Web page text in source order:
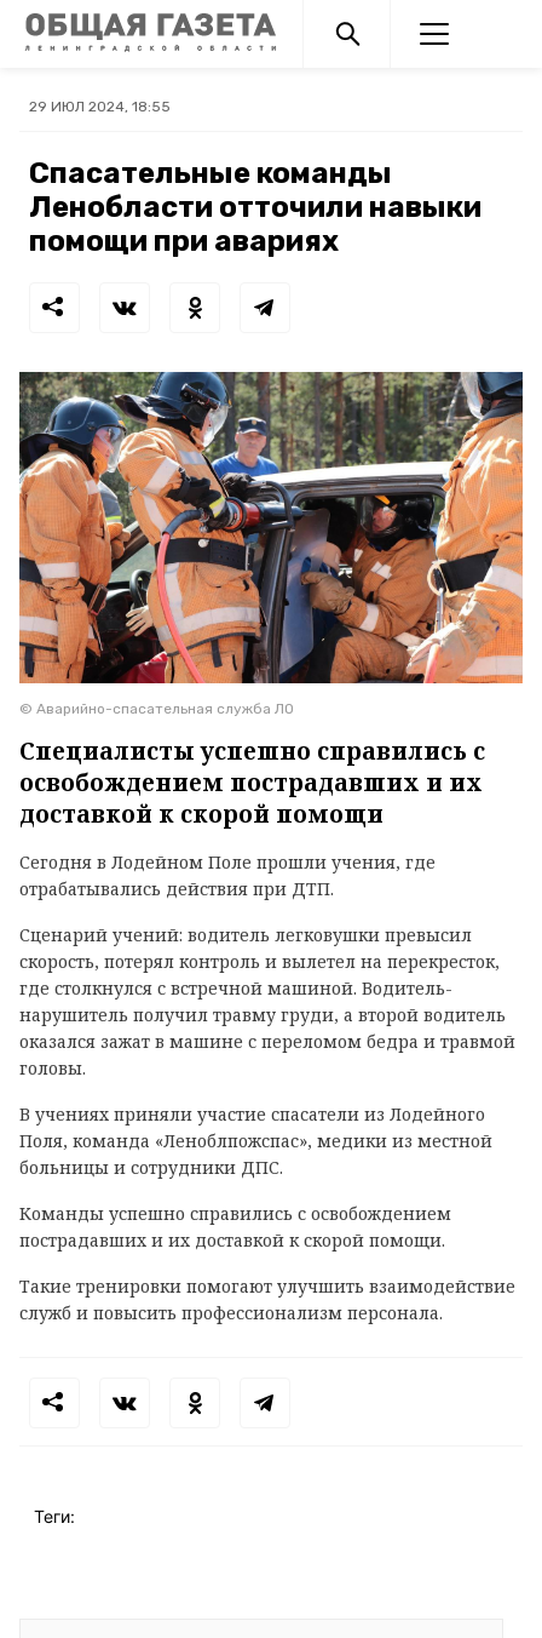
29 ИЮЛ 2024, 18:55
Спасательные команды
Ленобласти отточили навыки
помощи при авариях
© Аварийно-спасательная служба ЛО
Специалисты успешно справились с
освобождением пострадавших и их
доставкой к скорой помощи
Сегодня в Лодейном Поле прошли учения, где
отрабатывались действия при ДТП.
Сценарий учений: водитель легковушки превысил
скорость, потерял контроль и вылетел на перекресток,
где столкнулся с встречной машиной. Водитель-
нарушитель получил травму груди, а второй водитель
оказался зажат в машине с переломом бедра и травмой
головы.
В учениях приняли участие спасатели из Лодейного
Поля, команда «Леноблпожспас», медики из местной
больницы и сотрудники ДПС.
Команды успешно справились с освобождением
пострадавших и их доставкой к скорой помощи.
Такие тренировки помогают улучшить взаимодействие
служб и повысить профессионализм персонала.
Теги: